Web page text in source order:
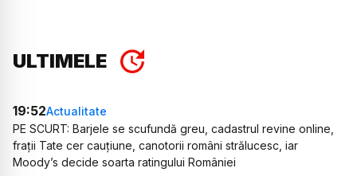
ULTIMELE
19:52Actualitate
PE SCURT: Barjele se scufundă greu, cadastrul revine online,
frații Tate cer cauțiune, canotorii români strălucesc, iar
Moody’s decide soarta ratingului României